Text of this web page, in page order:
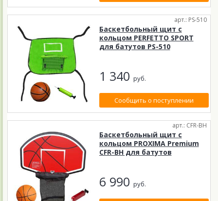
арт.: PS-510
Баскетбольный щит с
кольцом PERFETTO SPORT
для батутов PS-510
1 340 руб.
Сообщить о поступлении
арт.: CFR-BH
Баскетбольный щит с
кольцом PROXIMA Premium
CFR-BH для батутов
6 990 руб.